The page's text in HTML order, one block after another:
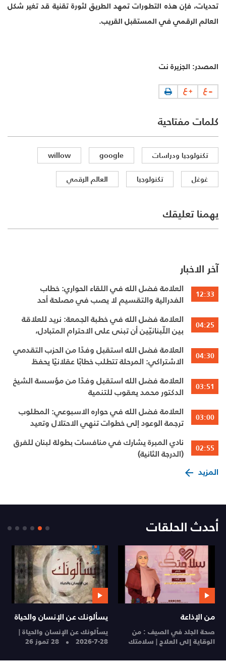
تحديات، فإن هذه التطورات تمهد الطريق لثورة تقنية قد تغير شكل
العالم الرقمي في المستقبل القريب.
المصدر: الجزيرة نت
كلمات مفتاحية
تكنولوجيا ودراسات google
willow
غوغل
تكنولوجيا العالم الرقمي
يهمنا تعليقك
آخر الاخبار
12:33
العلامة فضل الله في اللقاء الحواري: خطاب
الفدرالية والتقسيم لا يصب في مصلحة أحد
04:25
العلامة فضل الله في خطبة الجمعة: نريد للعلاقة
بين اللّبنانيّين أن تبنى على الاحترام المتبادل،
04:30
العلامة فضل الله استقبل وفدًا من الحزب التقدمي
الاشتراكي: المرحلة تتطلب خطابًا عقلانيًا يحفظ
03:51
العلامة فضل الله استقبل وفدًا من مؤسسة الشيخ
الدكتور محمد يعقوب للتنمية
03:00
العلامة فضل الله في حواره الاسبوعي: المطلوب
ترجمة الوعود إلى خطوات تنهي الاحتلال وتعيد
02:55
نادي المبرة يشارك في منافسات بطولة لبنان للفرق
(الدرجة الثانية)
المزيد
أحدث الحلقات
من الإذاعة
صحة الجلد في الصيف : من
الوقاية إلى العلاج | سلامتك
يسألونك عن الإنسان والحياة
يسألونك عن الإنسان والحياة |
28-7-2026 28 تموز 26